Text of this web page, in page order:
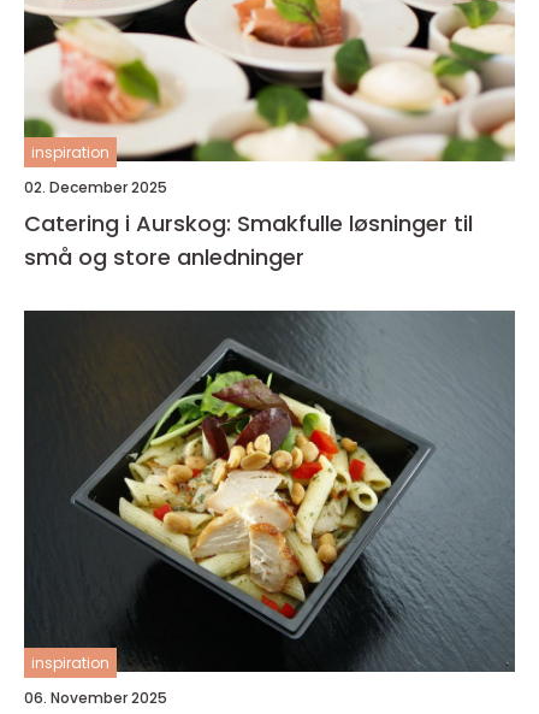
inspiration
02. December 2025
Catering i Aurskog: Smakfulle løsninger til
små og store anledninger
inspiration
06. November 2025